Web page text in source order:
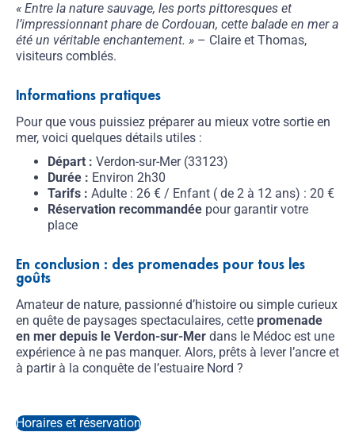
« Entre la nature sauvage, les ports pittoresques et
l’impressionnant phare de Cordouan, cette balade en mer a
été un véritable enchantement. » – Claire et Thomas,
visiteurs comblés.
Informations pratiques
Pour que vous puissiez préparer au mieux votre sortie en
mer, voici quelques détails utiles :
Départ : Verdon-sur-Mer (33123)
Durée : Environ 2h30
Tarifs : Adulte : 26 € / Enfant ( de 2 à 12 ans) : 20 €
Réservation recommandée pour garantir votre
place
En conclusion : des promenades pour tous les
goûts
Amateur de nature, passionné d’histoire ou simple curieux
en quête de paysages spectaculaires, cette promenade
en mer depuis le Verdon-sur-Mer dans le Médoc est une
expérience à ne pas manquer. Alors, prêts à lever l’ancre et
à partir à la conquête de l’estuaire Nord ?
Horaires et réservation